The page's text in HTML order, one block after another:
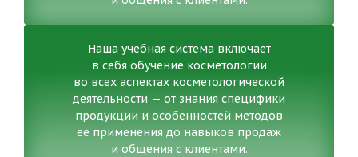
Наша учебная система включает
в себя обучение косметологии
во всех аспектах косметологической
деятельности — от знания специфики
продукции и особенностей методов
ее применения до навыков продаж
и общения с клиентами.